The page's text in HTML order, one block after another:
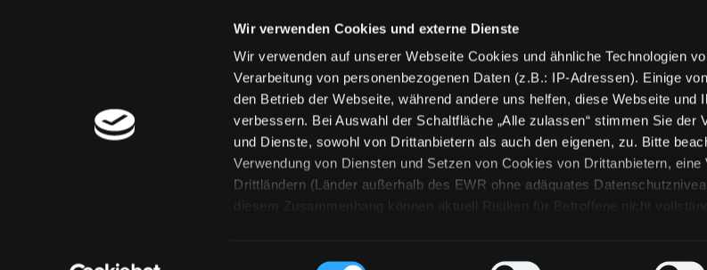
Wir verwenden Cookies und externe Dienste
Wir verwenden auf unserer Webseite Cookies und ähnliche Technologien
Verarbeitung von personenbezogenen Daten (z.B.: IP-Adressen). Einige
den Betrieb der Webseite, während andere uns helfen, diese Webseite und
verbessern. Bei Auswahl der Schaltfläche „Alle zulassen“ stimmen Sie der
und Dienste, sowohl von Drittanbietern als auch den eigenen, zu. Bitte
Verwendung von Diensten und Setzen von Cookies von Drittanbietern, eine
Drittländern (Länder außerhalb des EWR ohne adäquates
diesem Zusammenhang können aktuell Risiken für Betroffene nicht
Einwilligungsauswahl
[kju:b]
Feedback
Kontakt
Über uns
Jobs
Medienwunsch
FAQs